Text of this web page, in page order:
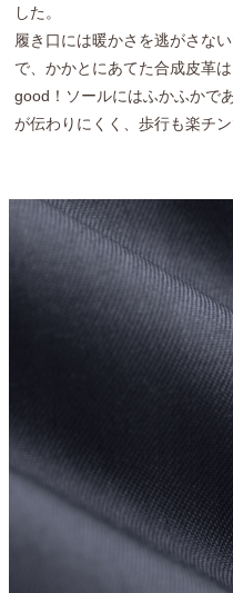
した。
履き口には暖かさを逃がさな
で、かかとにあてた合成皮革
good！ソールにはふかふかで
が伝わりにくく、歩行も楽チン